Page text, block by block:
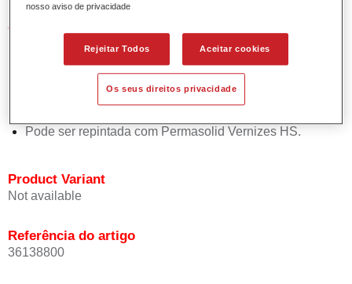
Características do produto
Permite uma aplicação simples e rápida numa operação
de 1.5 demãos.
Oferece boa estabilidade vertical.
Pode ser repintada com Permasolid Vernizes HS.
Product Variant
Not available
Referência do artigo
36138800
nosso aviso de privacidade
Rejeitar Todos Aceitar cookies
Os seus direitos privacidade